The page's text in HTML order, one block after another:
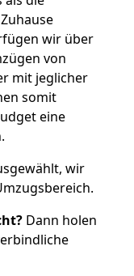
wir über
von
mit jeglicher
somit
eine
wir
Dann holen